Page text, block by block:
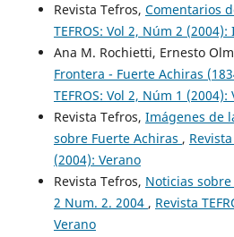
Revista Tefros, Comentarios
TEFROS: Vol 2, Núm 2
Ana M. Rochietti, Ernesto
Frontera - Fuerte Achiras
TEFROS: Vol 2, Núm 1 (2004):
Revista Tefros, Imágenes de
sobre Fuerte Achiras ,
(2004): Verano
Revista Tefros, Noticias
2 Num. 2. 2004 , Revista
Verano